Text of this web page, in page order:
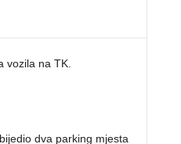
na TK.
dva parking mjesta